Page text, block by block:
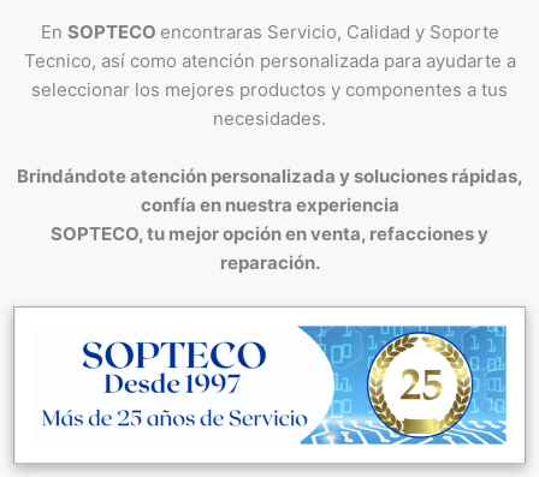
En SOPTECO encontraras Servicio, Calidad y Soporte
Tecnico, así como atención personalizada para ayudarte a
seleccionar los mejores productos y componentes a tus
necesidades.
Brindándote atención personalizada y soluciones rápidas,
confía en nuestra experiencia
SOPTECO, tu mejor opción en venta, refacciones y
reparación.